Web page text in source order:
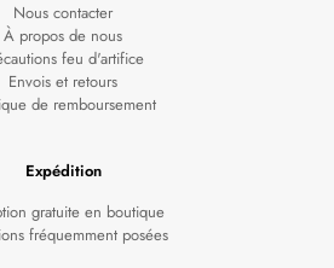
Nous contacter
À propos de nous
feu d'artifice
Envois et retours
de remboursement
Expédition
gratuite en boutique
fréquemment posées